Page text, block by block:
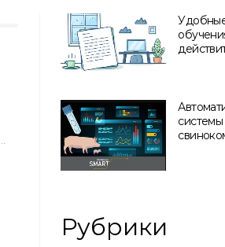
Рубрики